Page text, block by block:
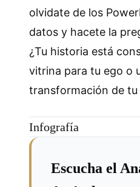
olvidate de los
datos y hacete la
¿Tu historia está
vitrina para tu ego o
transformación de tu
Infografía
Escucha el